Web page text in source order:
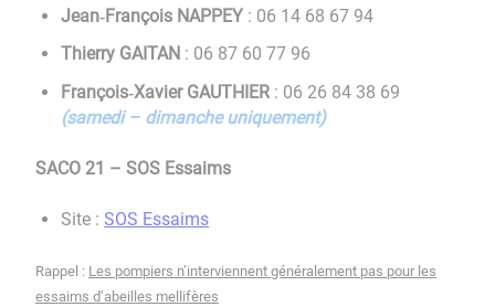
Jean‑François NAPPEY : 06 14 68 67 94
Thierry GAITAN : 06 87 60 77 96
François‑Xavier GAUTHIER : 06 26 84 38 69
(samedi – dimanche uniquement)
SACO 21 – SOS Essaims
Site :SOS Essaims
Rappel : Les pompiers n’interviennent généralement pas pour les
essaims d’abeilles mellifères